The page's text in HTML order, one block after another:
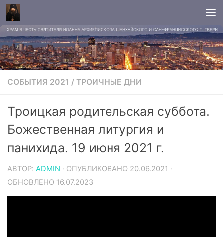
СОБЫТИЯ 2021 / ТРОИЧНЫЕ ДНИ
Троицкая родительская суббота.
Божественная литургия и
панихида. 19 июня 2021 г.
АВТОР: ADMIN · ОПУБЛИКОВАНО 20.06.2021 ·
ОБНОВЛЕНО 16.07.2023